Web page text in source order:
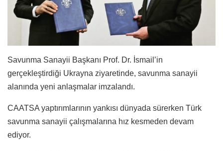
Savunma Sanayii Başkanı Prof. Dr. İsmail’in
gerçekleştirdiği Ukrayna ziyaretinde, savunma sanayii
alanında yeni anlaşmalar imzalandı.
CAATSA yaptırımlarının yankısı dünyada sürerken Türk
savunma sanayii çalışmalarına hız kesmeden devam
ediyor.